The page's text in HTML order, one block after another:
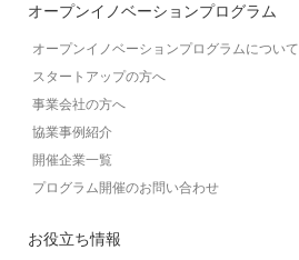
オープンイノベーションプログラム
オープンイノベーションプログラムについて
スタートアップの方へ
事業会社の方へ
協業事例紹介
開催企業一覧
プログラム開催のお問い合わせ
お役立ち情報